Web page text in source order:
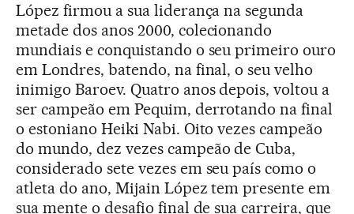
López firmou a sua liderança na segunda
metade dos anos 2000, colecionando
mundiais e conquistando o seu primeiro ouro
em Londres, batendo, na final, o seu velho
inimigo Baroev. Quatro anos depois, voltou a
ser campeão em Pequim, derrotando na final
o estoniano Heiki Nabi. Oito vezes campeão
do mundo, dez vezes campeão de Cuba,
considerado sete vezes em seu país como o
atleta do ano, Mijain López tem presente em
sua mente o desafio final de sua carreira, que